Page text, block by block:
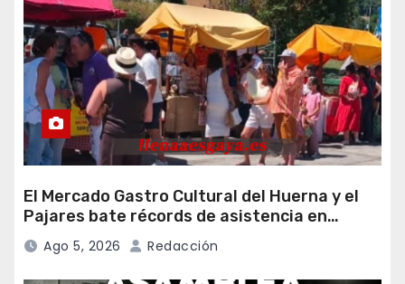
El Mercado Gastro Cultural del Huerna y el
Pajares bate récords de asistencia en
Campomanes
Ago 5, 2026 Redacción